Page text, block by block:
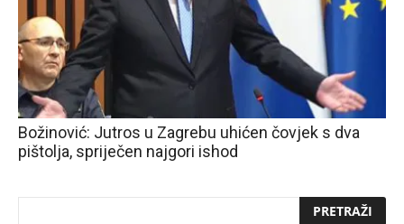
Božinović: Jutros u Zagrebu uhićen čovjek s dva
pištolja, spriječen najgori ishod